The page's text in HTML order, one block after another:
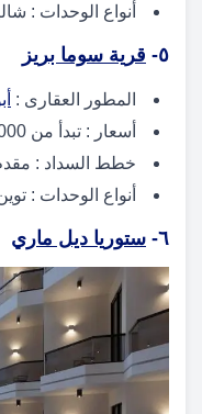
أنواع الوحدات :
٥- قرية سوما بريز
المطور العقارى :
أسعار : تبدأ من 8,970,000 جنيه مصرى
خطط السداد : مقدم 10% وتقسيط يصل الى 7
أنواع الوحدات :
٦- ستوريا ديل ماري